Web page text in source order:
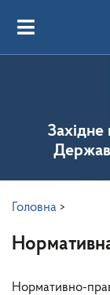
Західне
Головна >
Нормативно-